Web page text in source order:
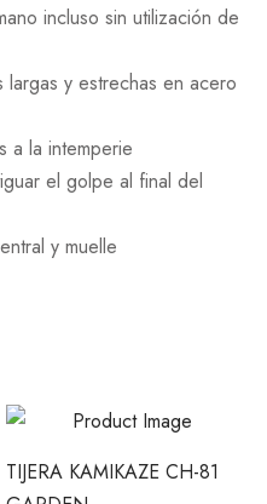
incluso sin utilización de
y estrechas en acero
a la intemperie
el golpe al final del
y muelle
TIJERA KAMIKAZE CH-81